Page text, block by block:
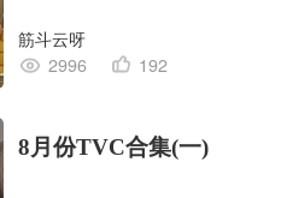
筋斗云呀
2996
192
8月份TVC合集(一)